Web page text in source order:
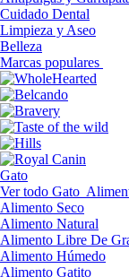
Cuidado Dental
Limpieza y Aseo
Belleza
Marcas populares
Gato
Ver todo Gato
Alimento Seco
Alimento Natural
Alimento Libre De
Alimento Húmedo
Alimento Gatito